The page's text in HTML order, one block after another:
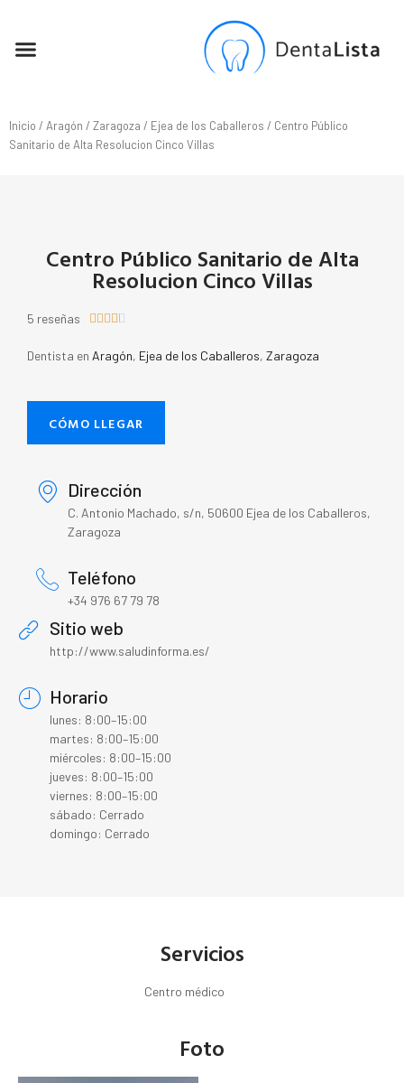
Inicio / Aragón / Zaragoza / Ejea de los Caballeros / Centro Público
Sanitario de Alta Resolucion Cinco Villas
Centro Público Sanitario de Alta
Resolucion Cinco Villas
5 reseñas     
Dentista en Aragón, Ejea de los Caballeros, Zaragoza
CÓMO LLEGAR
Dirección
C. Antonio Machado, s/n, 50600 Ejea de los Caballeros,
Zaragoza
Teléfono
+34 976 67 79 78
Sitio web
http://www.saludinforma.es/
Horario
lunes: 8:00–15:00
martes: 8:00–15:00
miércoles: 8:00–15:00
jueves: 8:00–15:00
viernes: 8:00–15:00
sábado: Cerrado
domingo: Cerrado
Servicios
Centro médico
Foto